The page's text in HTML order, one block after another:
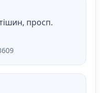
просп.